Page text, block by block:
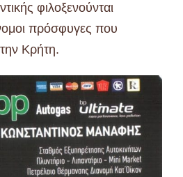
φιλοξενούνται
πρόσφυγες που
Κρήτη.